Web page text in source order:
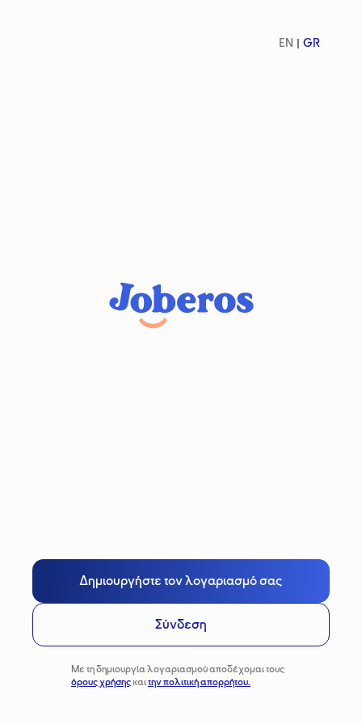
EN GR
Δημιουργήστε τον λογαριασμό σας
Σύνδεση
Με τη δημιουργία λογαριασμού αποδέχομαι τους
όρους χρήσηςκαιτην πολιτική απορρήτου.